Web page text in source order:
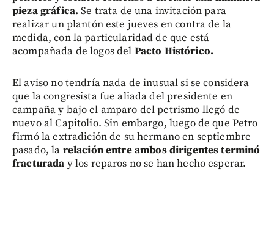
pieza gráfica.Se trata de una invitación para
realizar un plantón este jueves en contra de la
medida, con la particularidad de que está
acompañada de logos del Pacto Histórico.
El aviso no tendría nada de inusual si se considera
que la congresista fue aliada del presidente en
campaña y bajo el amparo del petrismo llegó de
nuevo al Capitolio. Sin embargo, luego de que Petro
firmó la extradición de su hermano en septiembre
pasado, la relación entre ambos dirigentes terminó
fracturada y los reparos no se han hecho esperar.